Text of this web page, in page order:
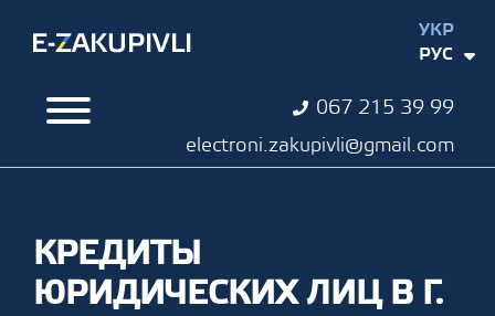
067 215 39 99
electroni.zakupivli@gmail.com
УКР
РУС
КРЕДИТЫ
ЮРИДИЧЕСКИХ ЛИЦ В Г.